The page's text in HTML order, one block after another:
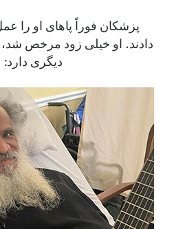
پزشکان فوراً پاهای او را
دادند. او خیلی زود مرخص
دیگری